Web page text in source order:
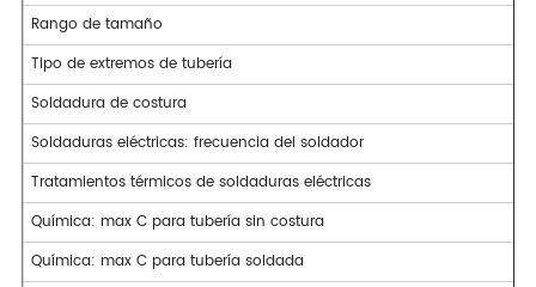
Rango de tamaño
Tipo de extremos de tubería
Soldadura de costura
Soldaduras eléctricas: frecuencia del soldador
Tratamientos térmicos de soldaduras eléctricas
Química: max C para tubería sin costura
Química: max C para tubería soldada